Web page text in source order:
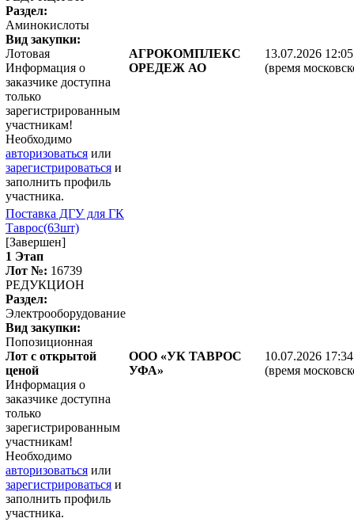
Раздел:
Аминокислоты
Вид закупки:
Лотовая
Информация о
заказчике доступна
только
зарегистрированным
участникам!
Необходимо
авторизоваться или
зарегистрироваться и
заполнить профиль
участника.
АГРОКОМПЛЕКС
ОРЕДЕЖ АО
13.07.2026
(время
Поставка ДГУ для ГК
Таврос(63шт)
[Завершен]
1 Этап
Лот №: 16739
РЕДУКЦИОН
Раздел:
Электрооборудование
Вид закупки:
Попозиционная
Лот с открытой
ценой
Информация о
заказчике доступна
только
зарегистрированным
участникам!
Необходимо
авторизоваться или
зарегистрироваться и
заполнить профиль
участника.
ООО «УК ТАВРОС
УФА»
10.07.2026
(время